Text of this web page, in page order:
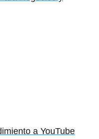
a YouTube